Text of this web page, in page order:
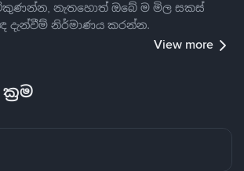
නැතහොත් ඔබේ ම මිල සකස්
දැන්වීම් නිර්මාණය කරන්න.
View more